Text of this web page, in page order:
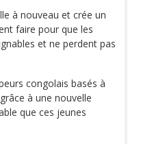
à nouveau et crée un
faire pour que les
et ne perdent pas
congolais basés à
à une nouvelle
que ces jeunes